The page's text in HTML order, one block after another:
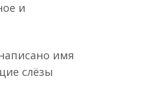
и
имя
слёзы